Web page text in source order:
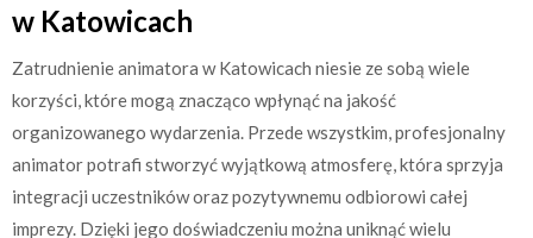
w Katowicach
Zatrudnienie animatora w Katowicach niesie ze sobą wiele
korzyści, które mogą znacząco wpłynąć na jakość
organizowanego wydarzenia. Przede wszystkim, profesjonalny
animator potrafi stworzyć wyjątkową atmosferę, która sprzyja
integracji uczestników oraz pozytywnemu odbiorowi całej
imprezy. Dzięki jego doświadczeniu można uniknąć wielu